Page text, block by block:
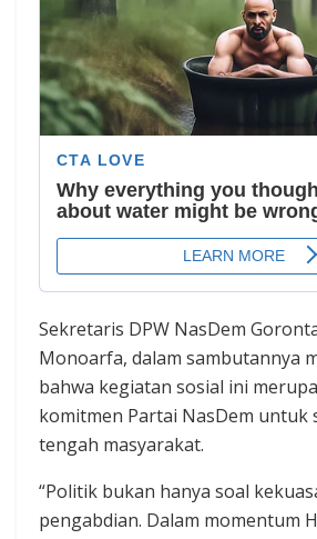
Sekretaris DPW NasDem
Monoarfa, dalam sambutannya
bahwa kegiatan sosial ini
komitmen Partai NasDem untuk
tengah masyarakat.
“Politik bukan hanya soal
pengabdian. Dalam momentum